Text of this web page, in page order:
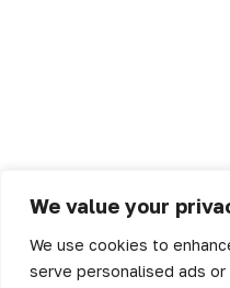
We value your
We use cookies to
serve personalised ads